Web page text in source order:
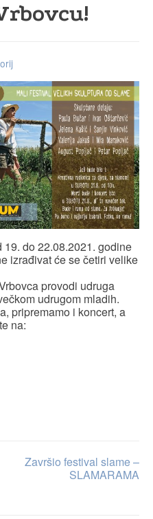
19. do 22.08.2021. godine
izrađivat će se četiri velike
provodi udruga
udrugom mladih.
pripremamo i koncert, a
na:
Završio festival slame –
SLAMARAMA